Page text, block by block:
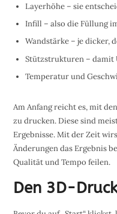
Layerhöhe – sie
Infill – also die Füllung
Wandstärke – je dicker,
Stützstrukturen – damit
Temperatur und
Am Anfang reicht es, mit
zu drucken. Diese sind
Ergebnisse. Mit der Zeit
Änderungen das Ergebnis
Qualität und Tempo feilen.
Den 3D-